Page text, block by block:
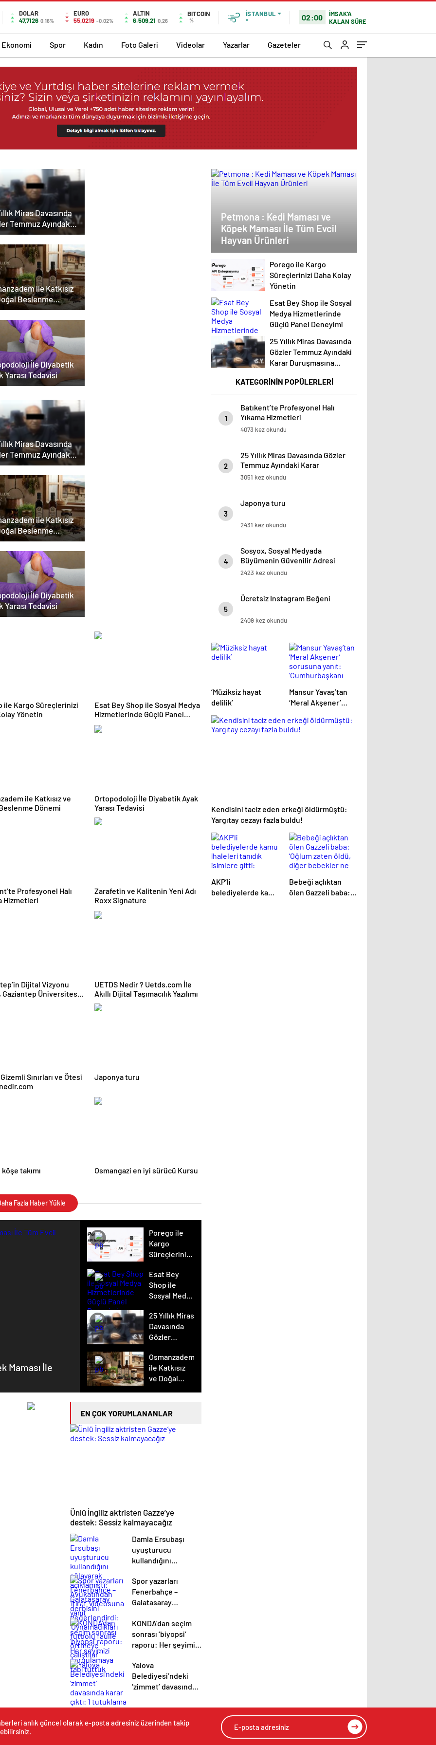
DOLAR
47,7126 0.16%
EURO
55,0219 -0.02%
ALTIN
6.509,21 0,26
BITCOIN
%
İSTANBUL
°
02:00
İMSAK'A
KALAN SÜRE
Ekonomi Spor Kadın Foto Galeri Videolar Yazarlar Gazeteler
Miras Davasında
Temmuz Ayındaki
Duruşmasına
ile Katkısız
Beslenme
İle Diyabetik
Yarası Tedavisi
Miras Davasında
Temmuz Ayındaki
Duruşmasına
ile Katkısız
Beslenme
İle Diyabetik
Yarası Tedavisi
ile Kargo Süreçlerinizi
Yönetin
Esat Bey Shop ile Sosyal Medya
Hizmetlerinde Güçlü Panel
Deneyimi
ile Katkısız ve
Dönemi
Ortopodoloji İle Diyabetik Ayak
Yarası Tedavisi
Profesyonel Halı
Hizmetleri
Zarafetin ve Kalitenin Yeni Adı
Roxx Signature
Dijital Vizyonu
UETDS Nedir ? Uetds.com İle
Akıllı Dijital Taşımacılık Yazılımı
Sınırları ve Ötesi
Japonya turu
takımı Osmangazi en iyi sürücü Kursu
Fazla Haber Yükle
Maması İle
Porego ile
Kargo
Süreçlerinizi
Yönetin
Esat Bey
Shop ile
Sosyal Medya
Güçlü Panel
Deneyimi
25 Yıllık Miras
Davasında
Gözler
Ayındaki
Karar
Duruşmasına
Çevrildi
Osmanzadem
ile Katkısız
ve Doğal
EN ÇOK YORUMLANANLAR
Ünlü İngiliz aktristen Gazze’ye
destek: Sessiz kalmayacağız
Damla Ersubaşı
uyuşturucu
kullandığını
açıklamıştı:
Avukatından ‘itiraf’
videosuna yanıt
Spor yazarları
Fenerbahçe –
Galatasaray
değerlendirdi:
‘Oynamadıkları
futbolu faulle
KONDA’dan seçim
sonrası ‘biyopsi’
raporu: Her şeyimizi
tuttuk
Yalova
Belediyesi’ndeki
‘zimmet’ davasında
tutuklama
Petmona : Kedi Maması ve
Köpek Maması İle Tüm Evcil
Hayvan Ürünleri
Porego ile Kargo
Süreçlerinizi Daha Kolay
Yönetin
Esat Bey Shop ile Sosyal
Medya Hizmetlerinde
Güçlü Panel Deneyimi
25 Yıllık Miras Davasında
Gözler Temmuz Ayındaki
Karar Duruşmasına
KATEGORİNİN POPÜLERLERİ
1
Batıkent’te Profesyonel Halı
Yıkama Hizmetleri
4073 kez okundu
2
25 Yıllık Miras Davasında Gözler
Temmuz Ayındaki Karar
Duruşmasına Çevrildi
3051 kez okundu
3
Japonya turu
2431 kez okundu
4
Sosyox, Sosyal Medyada
Büyümenin Güvenilir Adresi
Olarak Öne Çıkıyor
2423 kez okundu
5
Ücretsiz Instagram Beğeni
2409 kez okundu
‘Müziksiz hayat
delilik’
Mansur Yavaş’tan
‘Meral Akşener’
‘Cumhurbaşkanı
adayı olsaydım
Kendisini taciz eden erkeği öldürmüştü:
Yargıtay cezayı fazla buldu!
AKP’li
belediyelerde kamu
Bebeği açlıktan
ölen Gazzeli baba:
anlık güncel olarak e-posta adresiniz üzerinden takip